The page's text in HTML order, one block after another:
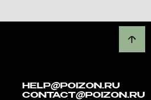
HELP@POIZON.RU
CONTACT@POIZON.RU